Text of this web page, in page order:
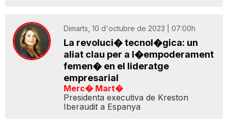
Dimarts, 10 d'octubre de 2023 | 07:00h
La revoluci� tecnol�gica: un
aliat clau per a l�empoderament
femen� en el lideratge
empresarial
Merc� Mart�
Presidenta executiva de Kreston
Iberaudit a Espanya